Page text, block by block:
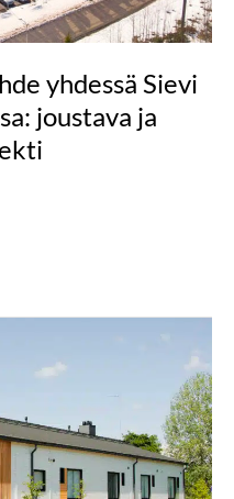
yhdessä Sievi
joustava ja